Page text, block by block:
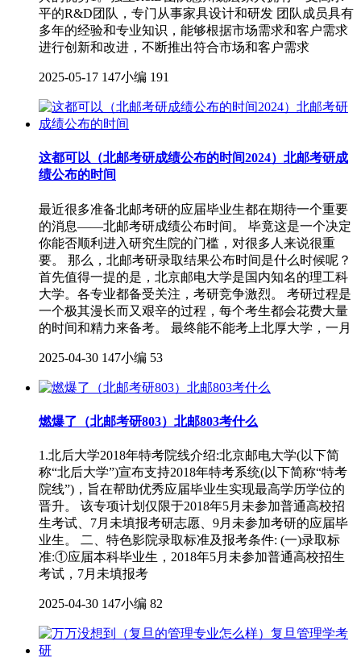
平的R&D团队，专门从事家具设计和研发 团队成员具有
多年的经验和专业知识，能够根据市场需求和客户需求
进行创新和改进，不断推出符合市场和客户需求
2025-05-17 147小编 191
这都可以（北邮考研成绩公布的时间2024）北邮考研成
绩公布的时间
最近很多准备北邮考研的应届毕业生都在期待一个重要
的消息——北邮考研成绩公布时间。 毕竟这是一个决定
你能否顺利进入研究生院的门槛，对很多人来说很重
要。 那么，北邮考研录取结果公布时间是什么时候呢？
首先值得一提的是，北京邮电大学是国内知名的理工科
大学。各专业都备受关注，考研竞争激烈。 考研过程是
一个极其漫长而又艰辛的过程，每个考生都会花费大量
的时间和精力来备考。 最终能不能考上北厚大学，一月
2025-04-30 147小编 53
燃爆了（北邮考研803）北邮803考什么
1.北后大学2018年特考院线介绍:北京邮电大学(以下简
称“北后大学”)宣布支持2018年特考系统(以下简称“特考
院线”)，旨在帮助优秀应届毕业生实现最高学历学位的
晋升。 该专项计划仅限于2018年5月未参加普通高校招
生考试、7月未填报考研志愿、9月未参加考研的应届毕
业生。 二、特色影院录取标准及报考条件: (一)录取标
准:①应届本科毕业生，2018年5月未参加普通高校招生
考试，7月未填报考
2025-04-30 147小编 82